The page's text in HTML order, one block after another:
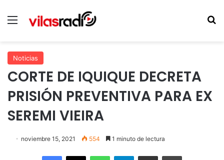
Menú
Noticias
CORTE DE IQUIQUE DECRETA
PRISIÓN PREVENTIVA PARA EX
SEREMI VIEIRA
noviembre 15, 2021 554 1 minuto de lectura
Facebook
X WhatsAppTelegramEnviar vía email Imprimir